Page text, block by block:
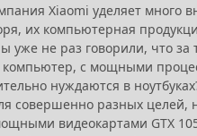
Xiaomi уделяет много
их компьютерная
уже не раз говорили, что
с мощными
нуждаются в
совершенно разных целей,
видеокартами GTX